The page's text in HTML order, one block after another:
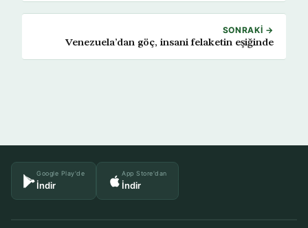
SONRAKI →
Venezuela’dan göç, insani felaketin eşiğinde
Google Play'de
İndir
App Store'dan
İndir